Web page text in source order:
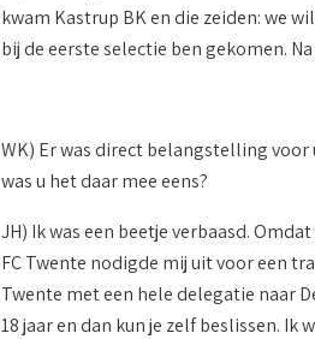
kwam Kastrup BK en die zeiden: we
bij de eerste selectie ben gekomen.
WK) Er was direct belangstelling voor
was u het daar mee eens?
JH) Ik was een beetje verbaasd.
FC Twente nodigde mij uit voor een
Twente met een hele delegatie naar
18 jaar en dan kun je zelf beslissen. Ik